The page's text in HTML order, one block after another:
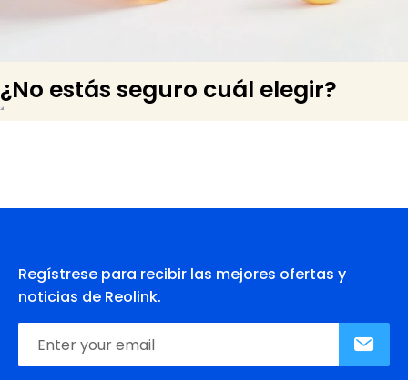
¿No estás seguro cuál elegir?
Regístrese para recibir las mejores ofertas y
noticias de Reolink.